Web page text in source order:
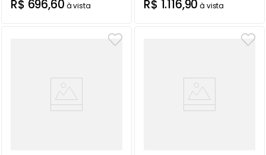
R$ 696,60 à vista R$ 1.116,90 à vista